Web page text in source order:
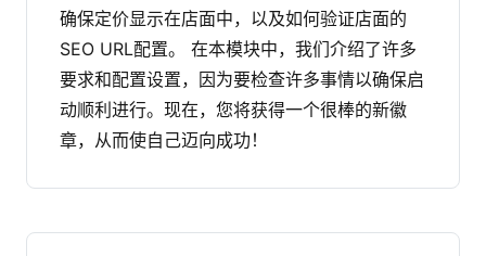
确保定价显示在店面中，以及如何验证店面的
SEO URL配置。
在本模块中，我们介绍了许多
要求和配置设置，因为要检查许多事情以确保启
动顺利进行。现在，您将获得一个很棒的新徽
章，从而使自己迈向成功！